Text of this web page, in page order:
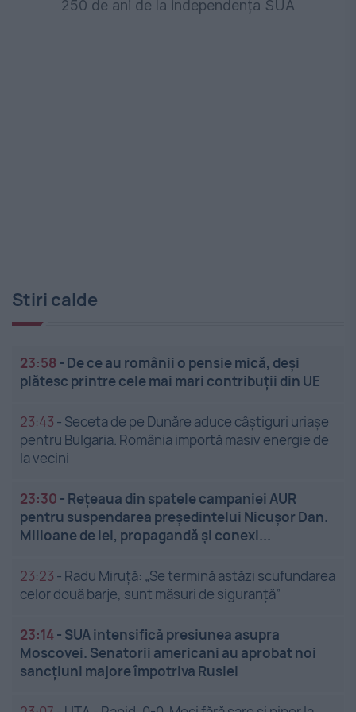
250 de ani de la independența SUA
Stiri calde
23:58 - De ce au românii o pensie mică, deși
plătesc printre cele mai mari contribuții din UE
23:43 - Seceta de pe Dunăre aduce câștiguri uriașe
pentru Bulgaria. România importă masiv energie de
la vecini
23:30 - Rețeaua din spatele campaniei AUR
pentru suspendarea președintelui Nicușor Dan.
Milioane de lei, propagandă și conexi...
23:23 - Radu Miruță: „Se termină astăzi scufundarea
celor două barje, sunt măsuri de siguranţă”
23:14- SUA intensifică presiunea asupra
Moscovei. Senatorii americani au aprobat noi
sancțiuni majore împotriva Rusiei